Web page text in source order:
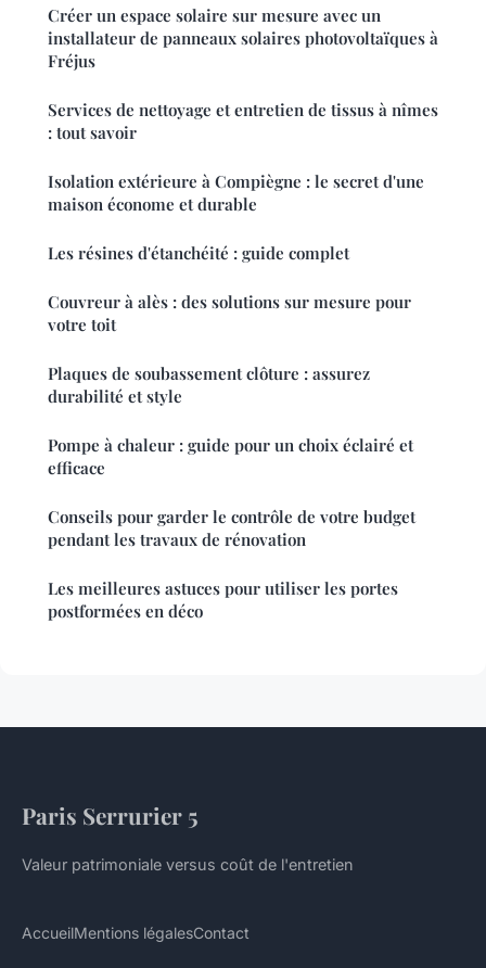
Créer un espace solaire sur mesure avec un
installateur de panneaux solaires photovoltaïques à
Fréjus
Services de nettoyage et entretien de tissus à nîmes
: tout savoir
Isolation extérieure à Compiègne : le secret d'une
maison économe et durable
Les résines d'étanchéité : guide complet
Couvreur à alès : des solutions sur mesure pour
votre toit
Plaques de soubassement clôture : assurez
durabilité et style
Pompe à chaleur : guide pour un choix éclairé et
efficace
Conseils pour garder le contrôle de votre budget
pendant les travaux de rénovation
Les meilleures astuces pour utiliser les portes
postformées en déco
Paris Serrurier 5
Valeur patrimoniale versus coût de l'entretien
AccueilMentions légalesContact